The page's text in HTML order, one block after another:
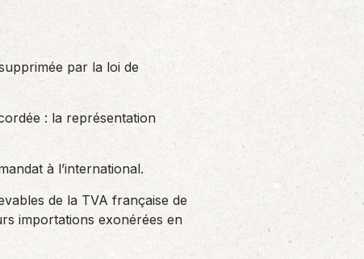
par la loi de
: la représentation
à l’international.
de la TVA française de
importations exonérées en